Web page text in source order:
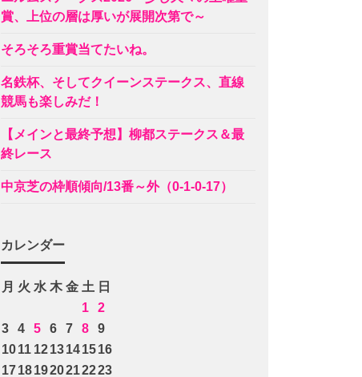
賞、上位の層は厚いが展開次第で～
そろそろ重賞当てたいね。
名鉄杯、そしてクイーンステークス、直線
競馬も楽しみだ！
【メインと最終予想】柳都ステークス＆最
終レース
中京芝の枠順傾向/13番～外（0-1-0-17）
カレンダー
月 火 水 木 金 土 日
1
2
3
4 5 6 7 8
9
1011 1213141516
17181920212223